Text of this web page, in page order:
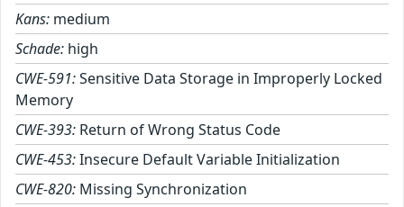
Kans: medium
Schade: high
CWE-591:Sensitive Data Storage in Improperly Locked
Memory
CWE-393: Return of Wrong Status Code
CWE-453:Insecure Default Variable Initialization
CWE-820: Missing Synchronization